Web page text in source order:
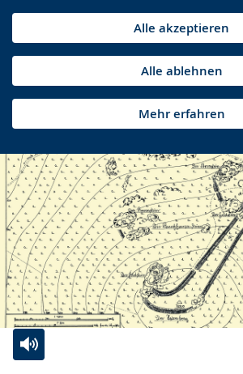
Alle akzeptieren
Alle ablehnen
Mehr erfahren